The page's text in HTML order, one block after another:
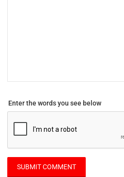
Enter the words you see below